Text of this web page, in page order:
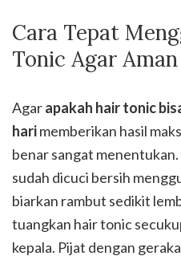
Cara Tepat
Tonic Agar
Agarapakah hair tonic
harimemberikan hasil
benar sangat
sudah dicuci bersih
biarkan rambut sedikit
tuangkan hair tonic
kepala. Pijat dengan